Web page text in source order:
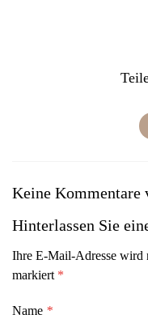
Keine Kommentare
Hinterlassen Sie
Ihre E-Mail-Adresse wird
markiert *
Name *